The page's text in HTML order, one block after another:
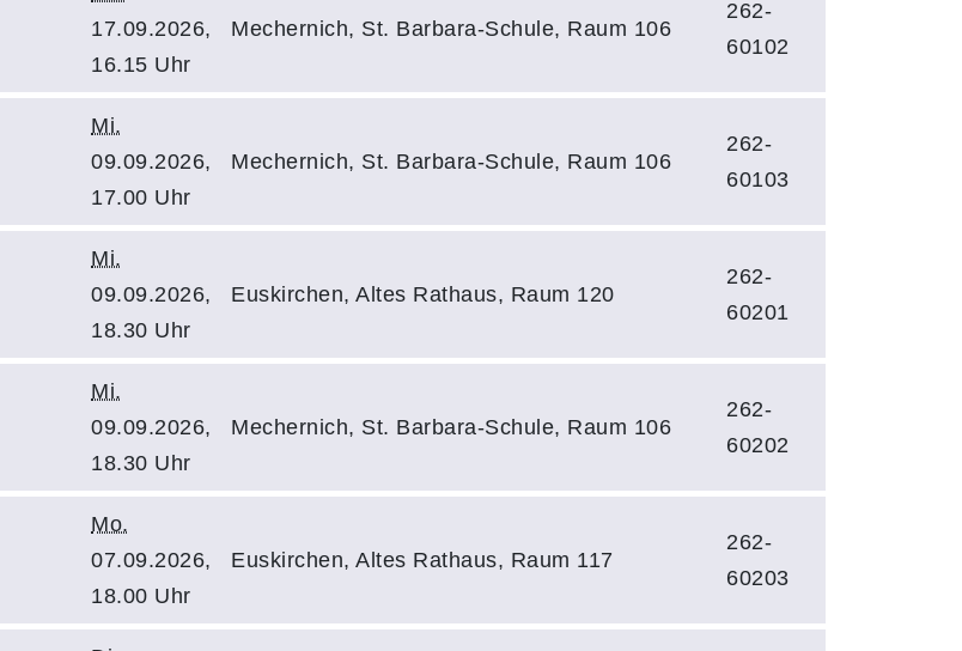
17.09.2026,
16.15 Uhr
Mechernich, St. Barbara-Schule, Raum 106
262-
60102
Mi.
09.09.2026,
17.00 Uhr
Mechernich, St. Barbara-Schule, Raum 106
262-
60103
Mi.
09.09.2026,
18.30 Uhr
Euskirchen, Altes Rathaus, Raum 120
262-
60201
Mi.
09.09.2026,
18.30 Uhr
Mechernich, St. Barbara-Schule, Raum 106
262-
60202
Mo.
07.09.2026,
18.00 Uhr
Euskirchen, Altes Rathaus, Raum 117
262-
60203